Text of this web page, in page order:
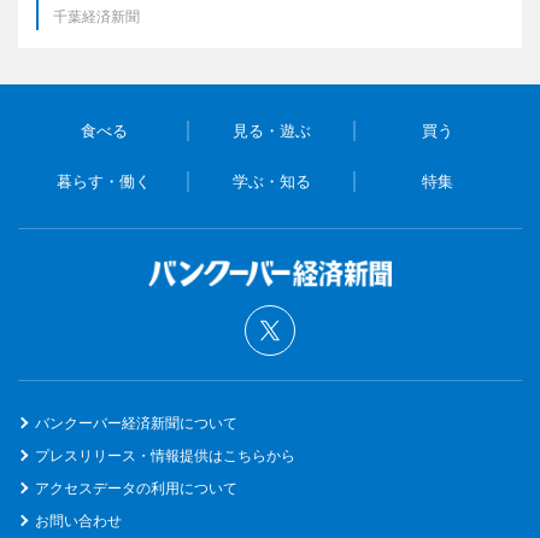
千葉経済新聞
食べる 見る・遊ぶ 買う
暮らす・働く 学ぶ・知る 特集
バンクーバー経済新聞について
プレスリリース・情報提供はこちらから
アクセスデータの利用について
お問い合わせ